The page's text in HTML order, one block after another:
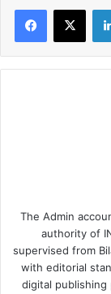
Facebook
X
The Admin
authority of
supervised from
with editorial
digital publishing